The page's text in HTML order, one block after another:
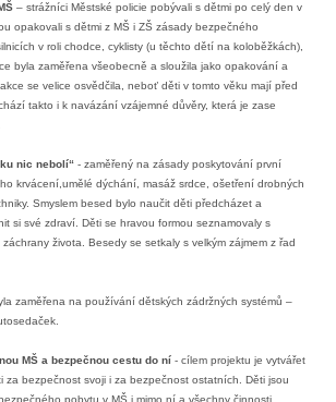
– strážníci Městské policie pobývali s dětmi po celý den v
opakovali s dětmi z MŠ i ZŠ zásady bezpečného
v roli chodce, cyklisty (u těchto dětí na koloběžkách),
byla zaměřena všeobecně a sloužila jako opakování a
se velice osvědčila, neboť děti v tomto věku mají před
takto i k navázání vzájemné důvěry, která je zase
nic nebolí“ - zaměřený na zásady poskytování první
krvácení,umělé dýchání, masáž srdce, ošetření drobných
Smyslem besed bylo naučit děti předcházet a
si své zdraví. Děti se hravou formou seznamovaly s
života. Besedy se setkaly s velkým zájmem z řad
zaměřena na používání dětských zádržných systémů –
MŠ a bezpečnou cestu do ní - cílem projektu je vytvářet
za bezpečnost svoji i za bezpečnost ostatních. Děti jsou
pobytu v MŠ i mimo ní a všechny činnosti